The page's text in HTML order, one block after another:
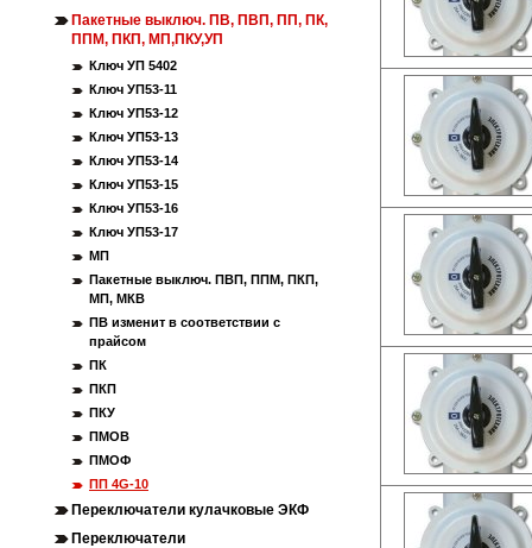
Пакетные выключ. ПВ, ПВП, ПП, ПК,
ППМ, ПКП, МП,ПКУ,УП
Ключ УП 5402
Ключ УП53-11
Ключ УП53-12
Ключ УП53-13
Ключ УП53-14
Ключ УП53-15
Ключ УП53-16
Ключ УП53-17
МП
Пакетные выключ. ПВП, ППМ, ПКП,
МП, МКВ
ПВ изменит в соответствии с
прайсом
ПК
ПКП
ПКУ
ПМОВ
ПМОФ
ПП 4G-10
Переключатели кулачковые ЭКФ
Переключатели